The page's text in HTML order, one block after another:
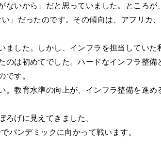
いから」だと思っていました。ところが
」だったのです。その傾向は、アフリカ
した。しかし、インフラを担当していた
のは初めてでした。ハードなインフラ整備
す。
教育水準の向上が、インフラ整備を進め
げに見えてきました。
ンデミックに向かって戦います。